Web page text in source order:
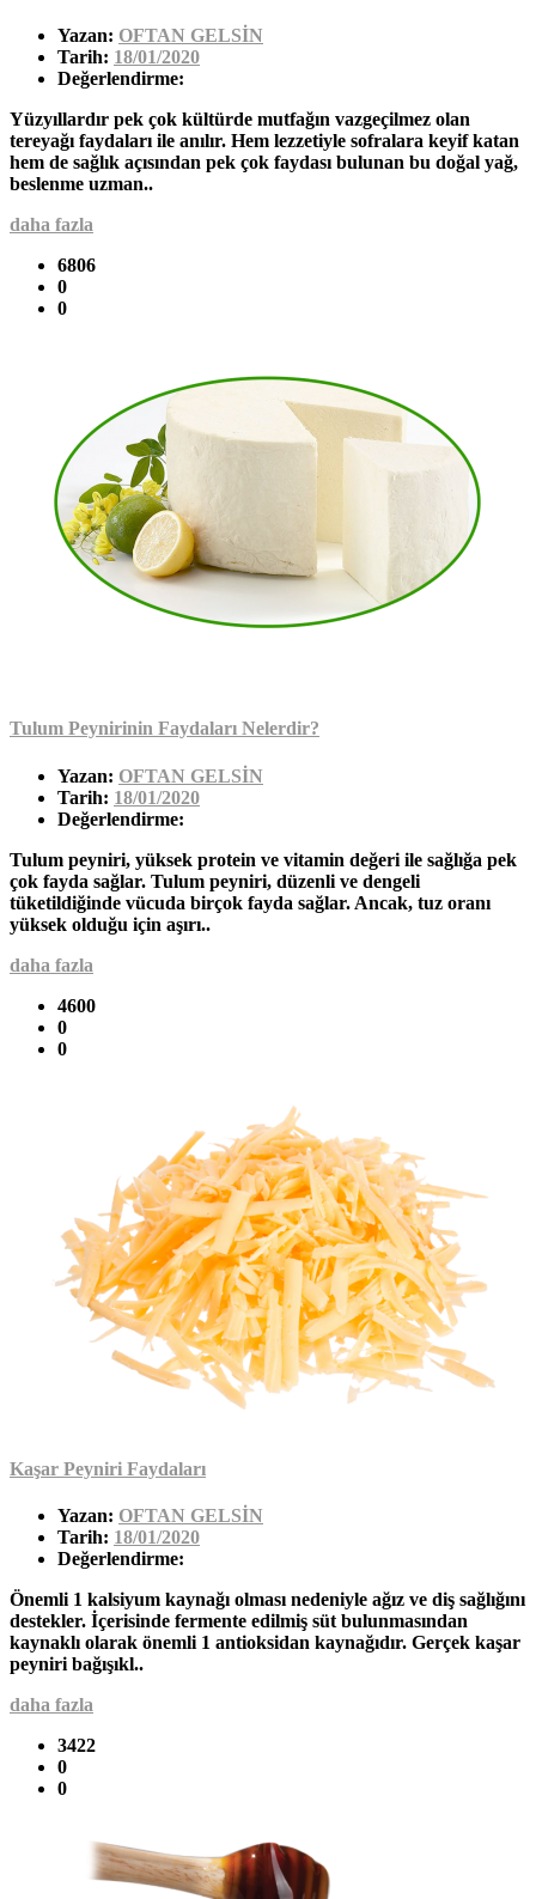
Yazan: OFTAN GELSİN
Tarih: 18/01/2020
Değerlendirme:
Yüzyıllardır pek çok kültürde mutfağın vazgeçilmez olan
tereyağı faydaları ile anılır. Hem lezzetiyle sofralara keyif katan
hem de sağlık açısından pek çok faydası bulunan bu doğal yağ,
beslenme uzman..
daha fazla
6806
0
0
Tulum Peynirinin Faydaları Nelerdir?
Yazan: OFTAN GELSİN
Tarih: 18/01/2020
Değerlendirme:
Tulum peyniri, yüksek protein ve vitamin değeri ile sağlığa pek
çok fayda sağlar. Tulum peyniri, düzenli ve dengeli
tüketildiğinde vücuda birçok fayda sağlar. Ancak, tuz oranı
yüksek olduğu için aşırı..
daha fazla
4600
0
0
Kaşar Peyniri Faydaları
Yazan: OFTAN GELSİN
Tarih: 18/01/2020
Değerlendirme:
Önemli 1 kalsiyum kaynağı olması nedeniyle ağız ve diş sağlığını
destekler. İçerisinde fermente edilmiş süt bulunmasından
kaynaklı olarak önemli 1 antioksidan kaynağıdır. Gerçek kaşar
peyniri bağışıkl..
daha fazla
3422
0
0